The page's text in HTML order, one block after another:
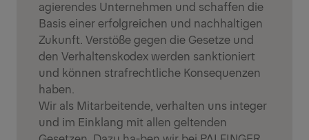
agierendes Unternehmen und schaffen die
Basis einer erfolgreichen und nachhaltigen
Zukunft. Verstöße gegen die Gesetze und
den Verhaltenskodex werden sanktioniert
und können strafrechtliche Konsequenzen
haben.
Wir als Mitarbeitende, verhalten uns integer
und im Einklang mit allen geltenden